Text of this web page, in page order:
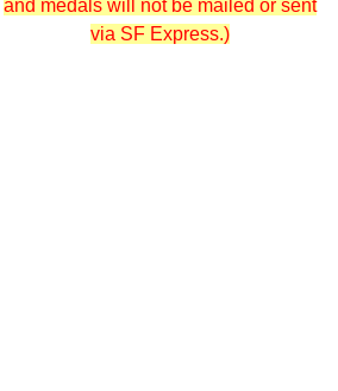
and medals will not be mailed or sent
via SF Express.)